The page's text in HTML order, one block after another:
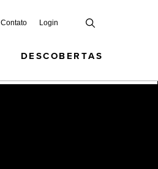
Contato Login
DESCOBERTAS